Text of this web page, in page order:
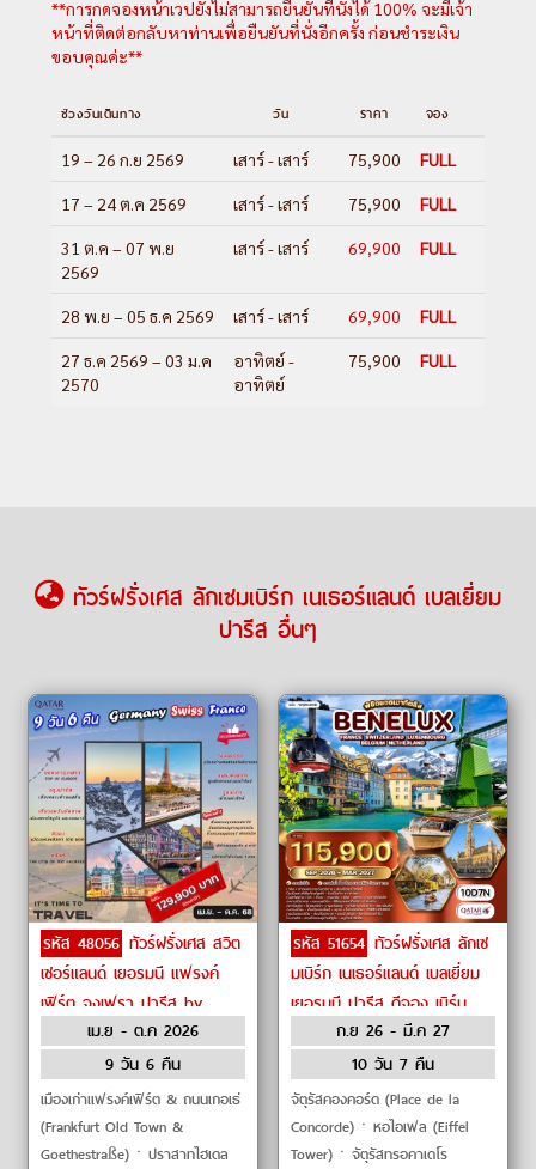
**การกดจองหน้าเวปยังไม่สามารถยืนยันที่นั่งได้ 100% จะมีเจ้า
หน้าที่ติดต่อกลับหาท่านเพื่อยืนยันที่นั่งอีกครั้ง ก่อนชำระเงิน
ขอบคุณค่ะ**
ช่วงวันเดินทาง วัน ราคา จอง
19 – 26 ก.ย 2569 เสาร์ - เสาร์ 75,900 FULL
17 – 24 ต.ค 2569 เสาร์ - เสาร์ 75,900 FULL
31 ต.ค – 07 พ.ย
2569
เสาร์ - เสาร์ 69,900 FULL
28 พ.ย – 05 ธ.ค 2569 เสาร์ - เสาร์ 69,900 FULL
27 ธ.ค 2569 – 03 ม.ค
2570
อาทิตย์ -
อาทิตย์
75,900 FULL
ทัวร์ฝรั่งเศส ลักเซมเบิร์ก เนเธอร์แลนด์ เบลเยี่ยม
ปารีส อื่นๆ
รหัส 48056 ทัวร์ฝรั่งเศส สวิต
เซอร์แลนด์ เยอรมนี แฟรงค์
เฟิร์ต จุงเฟรา ปารีส by
Qatar Airways
เม.ย - ต.ค 2026
9 วัน 6 คืน
เมืองเก่าแฟรงค์เฟิร์ต & ถนนเกอเธ่
(Frankfurt Old Town &
Goethestraße)ㆍปราสาทไฮเดล
รหัส 51654 ทัวร์ฝรั่งเศส ลักเซ
มเบิร์ก เนเธอร์แลนด์ เบลเยี่ยม
เยอรมนี ปารีส ดีจอง เบิร์น
ซูริค ลูเซิร์น อัมสเตอร์ดัม by
Qatar Airways
ก.ย 26 - มี.ค 27
10 วัน 7 คืน
จัตุรัสคองคอร์ด (Place de la
Concorde)ㆍหอไอเฟล (Eiffel
Tower)ㆍจัตุรัสทรอคาเดโร